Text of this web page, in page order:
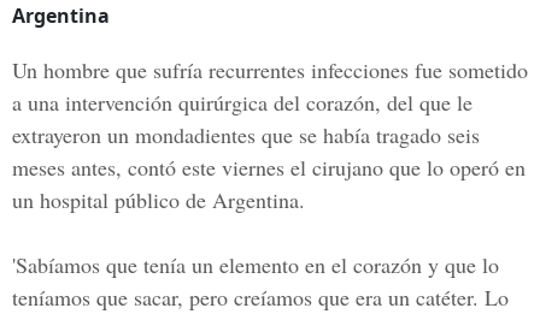
Argentina
Un hombre que sufría recurrentes infecciones fue sometido
a una intervención quirúrgica del corazón, del que le
extrayeron un mondadientes que se había tragado seis
meses antes, contó este viernes el cirujano que lo operó en
un hospital público de Argentina.
'Sabíamos que tenía un elemento en el corazón y que lo
teníamos que sacar, pero creíamos que era un catéter. Lo